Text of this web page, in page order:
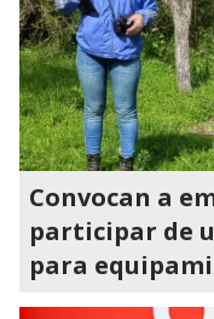
Convocan a
participar de
para